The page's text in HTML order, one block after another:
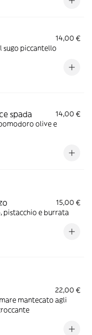
14,00 €
sugo piccantello
spada
14,00 €
olive e
15,00 €
pistacchio e burrata
22,00 €
mantecato agli